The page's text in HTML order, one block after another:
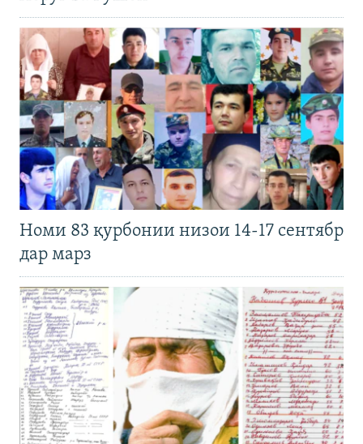
Номи 83 қурбонии низои 14-17 сентябр
дар марз